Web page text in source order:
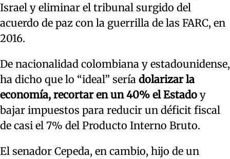
Israel y eliminar el tribunal surgido del
acuerdo de paz con la guerrilla de las FARC, en
2016.
De nacionalidad colombiana y estadounidense,
ha dicho que lo “ideal” sería dolarizar la
economía, recortar en un 40% el Estado y
bajar impuestos para reducir un déficit fiscal
de casi el 7% del Producto Interno Bruto.
El senador Cepeda, en cambio, hijo de un